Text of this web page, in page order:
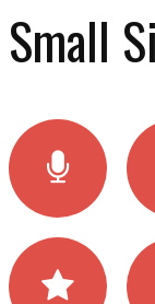
Small